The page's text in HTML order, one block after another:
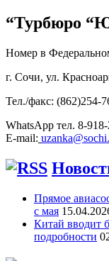
“Турбюро
Номер в
г. Сочи, ул.
Тел./факс: (862)254-
WhatsApp тел. 8-
E-mail:
Прямое
с мая
Китай вводит
подробности